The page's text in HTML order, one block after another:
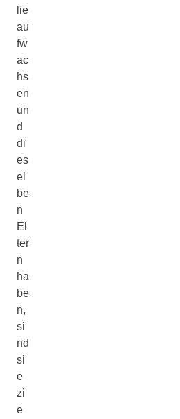
lie
au
fw
ac
hs
en
un
d
di
es
el
be
n
El
ter
n
ha
be
n,
si
nd
si
e
zi
e